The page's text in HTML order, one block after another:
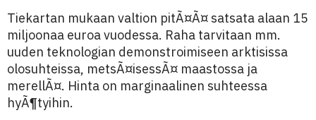
Tiekartan mukaan valtion pitÃ¤Ã¤ satsata alaan 15
miljoonaa euroa vuodessa. Raha tarvitaan mm.
uuden teknologian demonstroimiseen arktisissa
olosuhteissa, metsÃ¤isessÃ¤ maastossa ja
merellÃ¤. Hinta on marginaalinen suhteessa
hyÃ¶tyihin.